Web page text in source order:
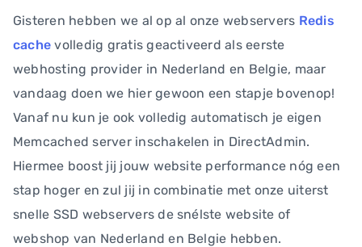
Gisteren hebben we al op al onze webservers Redis
cache volledig gratis geactiveerd als eerste
webhosting provider in Nederland en Belgie, maar
vandaag doen we hier gewoon een stapje bovenop!
Vanaf nu kun je ook volledig automatisch je eigen
Memcached server inschakelen in DirectAdmin.
Hiermee boost jij jouw website performance nóg een
stap hoger en zul jij in combinatie met onze uiterst
snelle SSD webservers de snélste website of
webshop van Nederland en Belgie hebben.